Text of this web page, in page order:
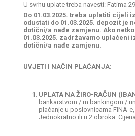
U svrhu uplate treba navesti: Fatima
Do 01.03.2025. treba uplatiti cijeli
odustati do 01.03.2025. depozit je
dotični/a nađe zamjenu. Ako
01.03.2025. zadržavamo uplaćeni
dotični/a nađe zamjenu.
UVJETI I NAČIN PLAĆANJA:
UPLATA NA ŽIRO-RAČUN
bankarstvom / m bankingom /
plaćanje u poslovnicama FINA-
Jednokratno ili u 2 obroka.